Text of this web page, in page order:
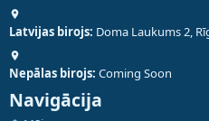
Latvijas birojs: Doma Laukums 2,
Nepālas birojs: Coming Soon
Navigācija